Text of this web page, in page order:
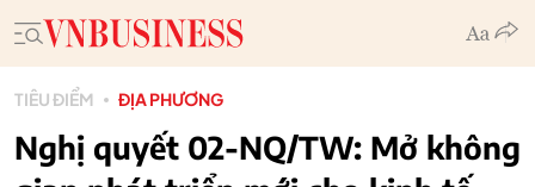
TIÊU ĐIỂM ĐỊA PHƯƠNG
Nghị quyết 02-NQ/TW: Mở không